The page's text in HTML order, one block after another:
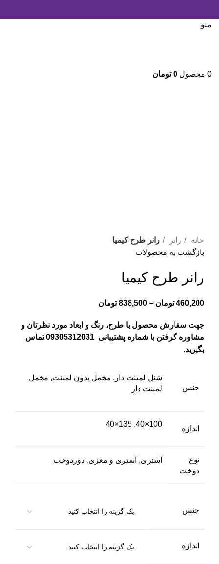
منو
0 محصول 0 تومان
بزرگنمایی تصویر
خانه رانر
رانر طرح کیمیا
بازگشت به محصولات
رانر طرح کیمیا
460,200 تومان –
838,500 تومان
جهت سفارش محصول با طرح، رنگ و ابعاد مورد نظرتان و
مشاوره گرفتن با شماره پشتیبانی 09305312031 تماس
بگیرید.
جنس
شنل لمینت دار, مخمل بدون لمینت, مخمل
لمینت دار
اندازه
100×40, 135×40
نوع
دوخت
آستری, آستری و مغزی, دوردوخت
جنس
اندازه